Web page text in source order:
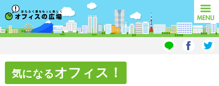
オフィスの広場 MENU
気になるオフィス！